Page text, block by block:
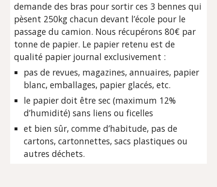
demande des bras pour sortir ces 3 bennes qui
pèsent 250kg chacun devant l’école pour le
passage du camion. Nous récupérons 80€ par
tonne de papier. Le papier retenu est de
qualité papier journal exclusivement :
pas de revues, magazines, annuaires, papier
blanc, emballages, papier glacés, etc.
le papier doit être sec (maximum 12%
d’humidité) sans liens ou ficelles
et bien sûr, comme d’habitude, pas de
cartons, cartonnettes, sacs plastiques ou
autres déchets.